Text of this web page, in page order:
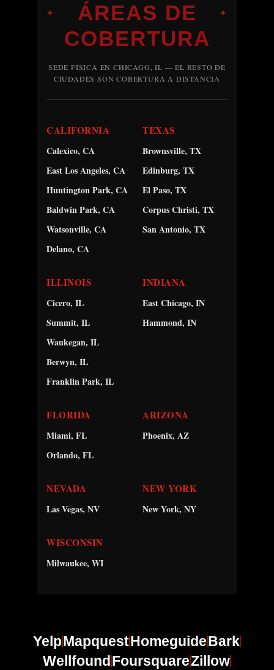
✦
ÁREAS DE
COBERTURA
✦
SEDE FÍSICA EN CHICAGO, IL — EL RESTO DE
CIUDADES SON COBERTURA A DISTANCIA
CALIFORNIA
Calexico, CA
East Los Angeles, CA
Huntington Park, CA
Baldwin Park, CA
Watsonville, CA
Delano, CA
TEXAS
Brownsville, TX
Edinburg, TX
El Paso, TX
Corpus Christi, TX
San Antonio, TX
ILLINOIS
Cicero, IL
Summit, IL
Waukegan, IL
Berwyn, IL
Franklin Park, IL
INDIANA
East Chicago, IN
Hammond, IN
FLORIDA
Miami, FL
Orlando, FL
ARIZONA
Phoenix, AZ
NEVADA
Las Vegas, NV
NEW YORK
New York, NY
WISCONSIN
Milwaukee, WI
YelpMapquestHomeguideBark
Wellfound FoursquareZillow